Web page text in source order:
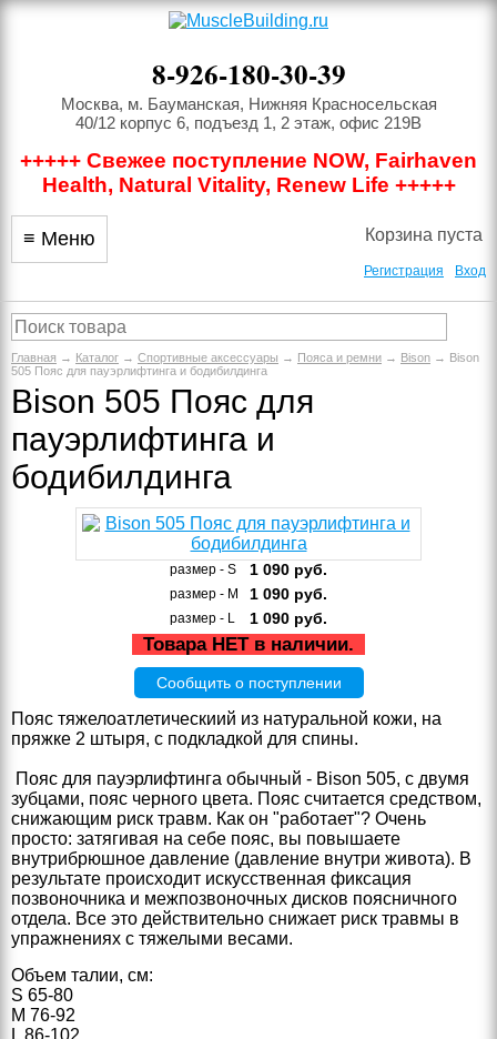
8-926-180-30-39
Москва, м. Бауманская, Нижняя Красносельская
40/12 корпус 6, подъезд 1, 2 этаж, офис 219В
+++++ Свежее поступление NOW, Fairhaven
Health, Natural Vitality, Renew Life +++++
≡ Меню Корзина пуста
Регистрация Вход
Главная → Каталог → Спортивные аксессуары → Пояса и ремни → Bison → Bison
505 Пояс для пауэрлифтинга и бодибилдинга
Bison 505 Пояс для
пауэрлифтинга и
бодибилдинга
размер - S 1 090 руб.
размер - M 1 090 руб.
размер - L 1 090 руб.
Товара НЕТ в наличии.
Сообщить о поступлении
Пояс тяжелоатлетическиий из натуральной кожи, на
пряжке 2 штыря, с подкладкой для спины.
Пояс для пауэрлифтинга обычный - Bison 505, с двумя
зубцами, пояс черного цвета. Пояс считается средством,
снижающим риск травм. Как он "работает"? Очень
просто: затягивая на себе пояс, вы повышаете
внутрибрюшное давление (давление внутри живота). В
результате происходит искусственная фиксация
позвоночника и межпозвоночных дисков поясничного
отдела. Все это действительно снижает риск травмы в
упражнениях с тяжелыми весами.
Объем талии, см:
S 65-80
M 76-92
L 86-102